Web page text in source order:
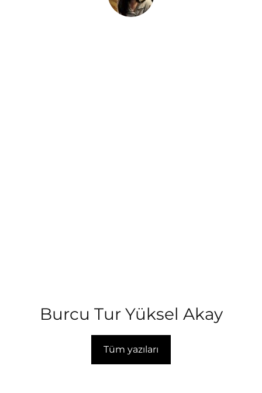
Burcu Tur Yüksel Akay
Tüm yazıları